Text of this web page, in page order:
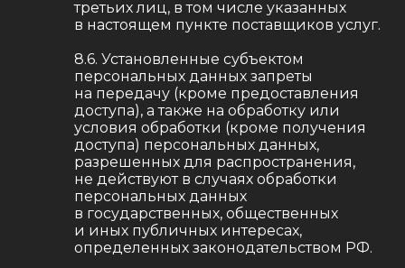
третьих лиц, в том числе указанных
в настоящем пункте поставщиков услуг.
8.6. Установленные субъектом
персональных данных запреты
на передачу (кроме предоставления
доступа), а также на обработку или
условия обработки (кроме получения
доступа) персональных данных,
разрешенных для распространения,
не действуют в случаях обработки
персональных данных
в государственных, общественных
и иных публичных интересах,
определенных законодательством РФ.